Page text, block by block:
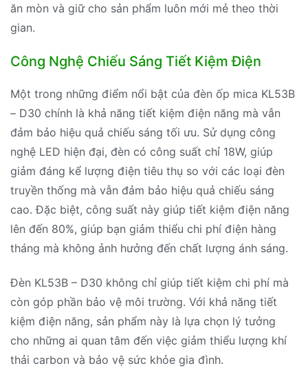
ăn mòn và giữ cho sản phẩm luôn mới mẻ theo thời
gian.
Công Nghệ Chiếu Sáng Tiết Kiệm Điện
Một trong những điểm nổi bật của đèn ốp mica KL53B
– D30 chính là khả năng tiết kiệm điện năng mà vẫn
đảm bảo hiệu quả chiếu sáng tối ưu. Sử dụng công
nghệ LED hiện đại, đèn có công suất chỉ 18W, giúp
giảm đáng kể lượng điện tiêu thụ so với các loại đèn
truyền thống mà vẫn đảm bảo hiệu quả chiếu sáng
cao. Đặc biệt, công suất này giúp tiết kiệm điện năng
lên đến 80%, giúp bạn giảm thiểu chi phí điện hàng
tháng mà không ảnh hưởng đến chất lượng ánh sáng.
Đèn KL53B – D30 không chỉ giúp tiết kiệm chi phí mà
còn góp phần bảo vệ môi trường. Với khả năng tiết
kiệm điện năng, sản phẩm này là lựa chọn lý tưởng
cho những ai quan tâm đến việc giảm thiểu lượng khí
thải carbon và bảo vệ sức khỏe gia đình.